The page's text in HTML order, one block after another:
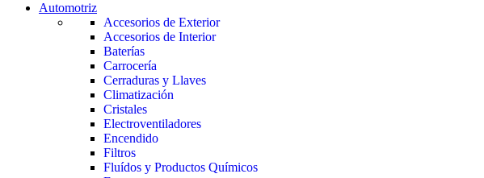
Automotriz
Accesorios de Exterior
Accesorios de Interior
Baterías
Carrocería
Cerraduras y Llaves
Climatización
Cristales
Electroventiladores
Encendido
Filtros
Fluídos y Productos Químicos